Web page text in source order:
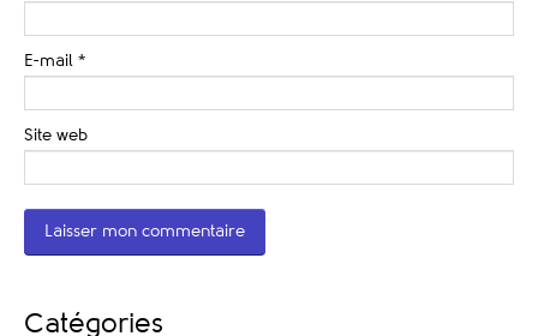
E-mail *
Site web
Catégories